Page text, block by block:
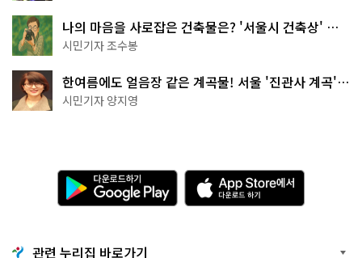
나의 마음을 사로잡은 건축물은? '서울시 건축상' 수
상작 공개!
시민기자 조수봉
한여름에도 얼음장 같은 계곡물! 서울 '진관사 계곡'이
천국이네~
시민기자 양지영
다
운
로
기
A
p
p
관련 누리집 바로가기